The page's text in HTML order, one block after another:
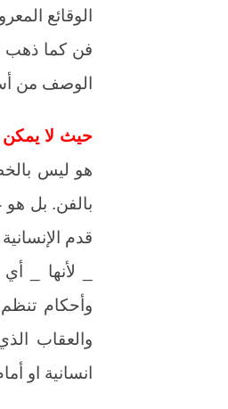
الوقائع
فن كما ذهب
الوصف من
حيث لا يمكن
هو ليس
بالفن. بل هو
قدم
_ لأنها _
وأحكام
والعقاب
انسانية او